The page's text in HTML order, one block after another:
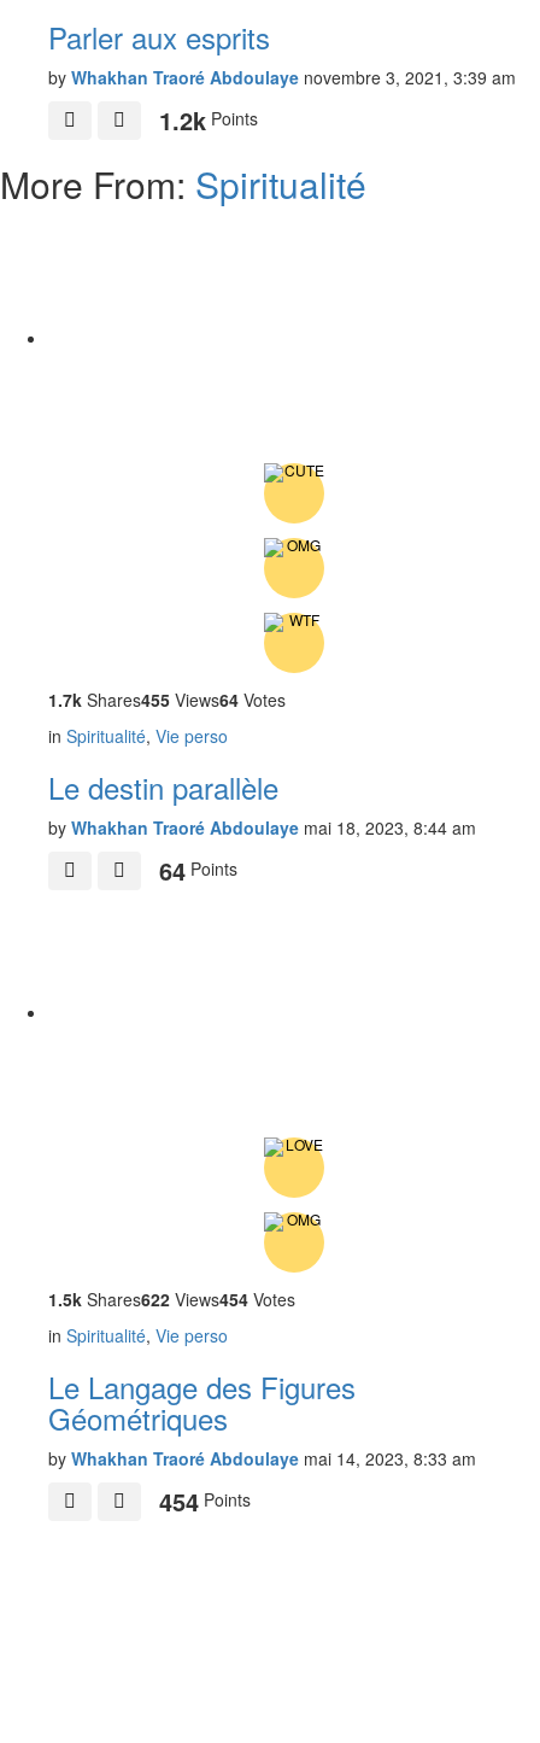
Parler aux esprits
by Whakhan Traoré Abdoulaye novembre 3, 2021, 3:39 am
1.2k Points
More From: Spiritualité
1.7k Shares455 Views64 Votes
in Spiritualité, Vie perso
Le destin parallèle
by Whakhan Traoré Abdoulaye mai 18, 2023, 8:44 am
64 Points
1.5k Shares622 Views454 Votes
in Spiritualité, Vie perso
Le Langage des Figures
Géométriques
by Whakhan Traoré Abdoulaye mai 14, 2023, 8:33 am
454 Points